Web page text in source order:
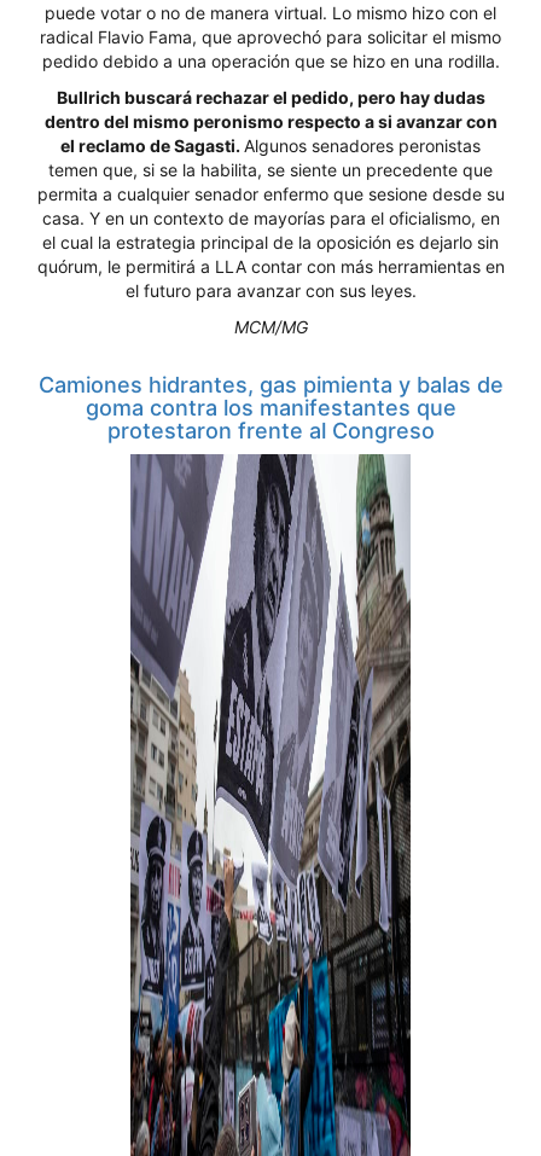
puede votar o no de manera virtual. Lo mismo hizo con el
radical Flavio Fama, que aprovechó para solicitar el mismo
pedido debido a una operación que se hizo en una rodilla.
Bullrich buscará rechazar el pedido, pero hay dudas
dentro del mismo peronismo respecto a si avanzar con
el reclamo de Sagasti. Algunos senadores peronistas
temen que, si se la habilita, se siente un precedente que
permita a cualquier senador enfermo que sesione desde su
casa. Y en un contexto de mayorías para el oficialismo, en
el cual la estrategia principal de la oposición es dejarlo sin
quórum, le permitirá a LLA contar con más herramientas en
el futuro para avanzar con sus leyes.
MCM/MG
Camiones hidrantes, gas pimienta y balas de
goma contra los manifestantes que
protestaron frente al Congreso